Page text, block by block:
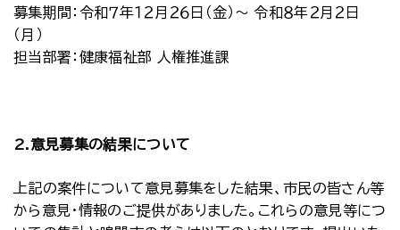
募集期間：令和７年１２月２６日（金）～ 令和８年２月２日
（月）
担当部署：健康福祉部 人権推進課
2.意見募集の結果について
上記の案件について意見募集をした結果、市民の皆さん等
から意見・情報のご提供がありました。これらの意見等につ